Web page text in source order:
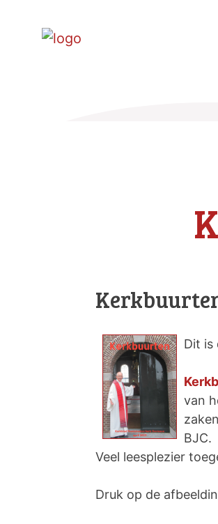
Dit is
van
BJC.
Veel leesplezier
Druk op de